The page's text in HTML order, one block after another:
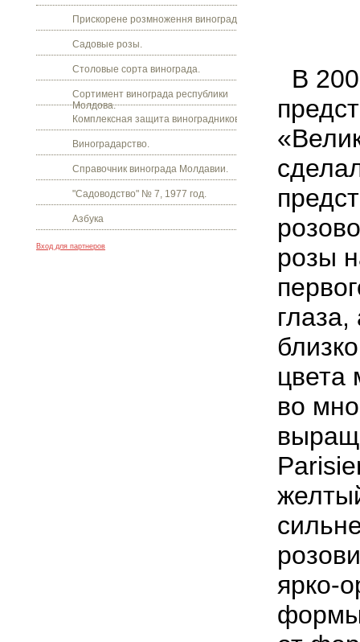
Прискорене розмноження винограду.
Садовые розы.
Столовые сорта винограда.
Сортимент винограда республики
Молдова.
Комплексная защита виноградников.
Виноградарство.
Справочник винограда Молдавии.
"Садоводство" № 7, 1977 год.
Азбука
Вход для партнеров
В
розы
цвета
во
ярко-
формы